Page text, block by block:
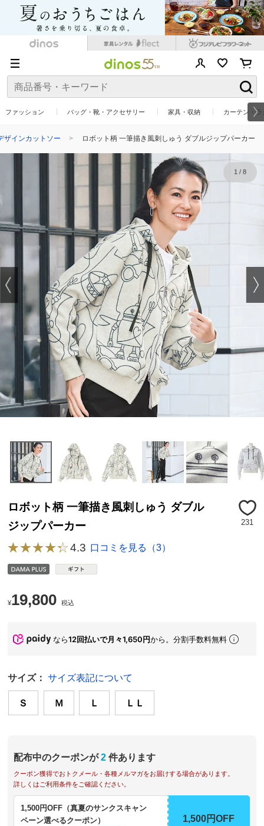
ファッション バッグ・靴・アクセサリー 家具・収納 カーテン・
ザインカットソー ロボット柄 一筆描き風刺しゅう ダブルジップパーカー
1/ 8
ロボット柄 一筆描き風刺しゅう ダブル
ジップパーカー
231
4.3 口コミを見る（3）
¥19,800 税込
なら12回払いで月々1,650円から。分割手数料無料
サイズ： サイズ表記について
Ｓ Ｍ Ｌ ＬＬ
配布中のクーポンが 2 件あります
クーポン獲得でおトクメール・各種メルマガをお届けする場合があります。
詳しくはご利用条件をご確認ください。
1,500円OFF（真夏のサンクスキャン
ペーン選べるクーポン）
1,500円OFF